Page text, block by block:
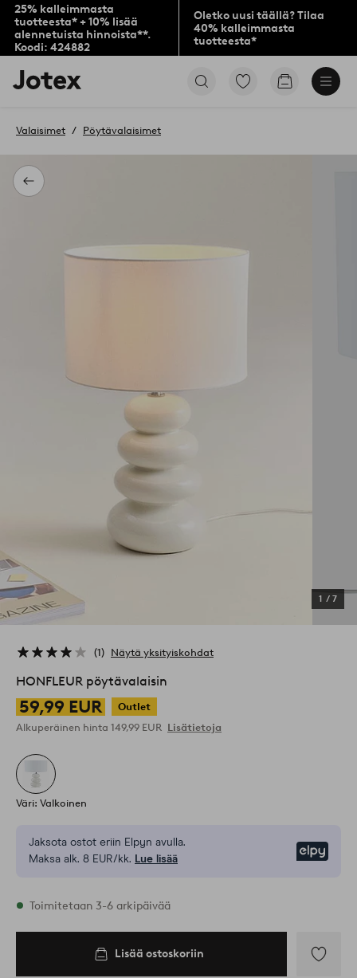
25% kalleimmasta
tuotteesta* + 10% lisää
alennetuista hinnoista**.
Koodi: 424882
Oletko uusi täällä? Tilaa
40% kalleimmasta
tuotteesta*
Jotex-
logo
aloitussivulle
Siirry
Siirry
Takaisin
Valaisimet Pöytävalaisimet
1 / 7
1 Näytä yksityiskohdat
HONFLEUR pöytävalaisin
59,99 EUR
Outlet
Alkuperäinen hinta 149,99 EUR Lisätietoja
Väri: Valkoinen
Jaksota ostot eriin Elpyn avulla.
Maksa alk. 8 EUR/kk. Lue lisää
Varastossa
Toimitetaan 3-6 arkipäivää
Lisää ostoskoriin